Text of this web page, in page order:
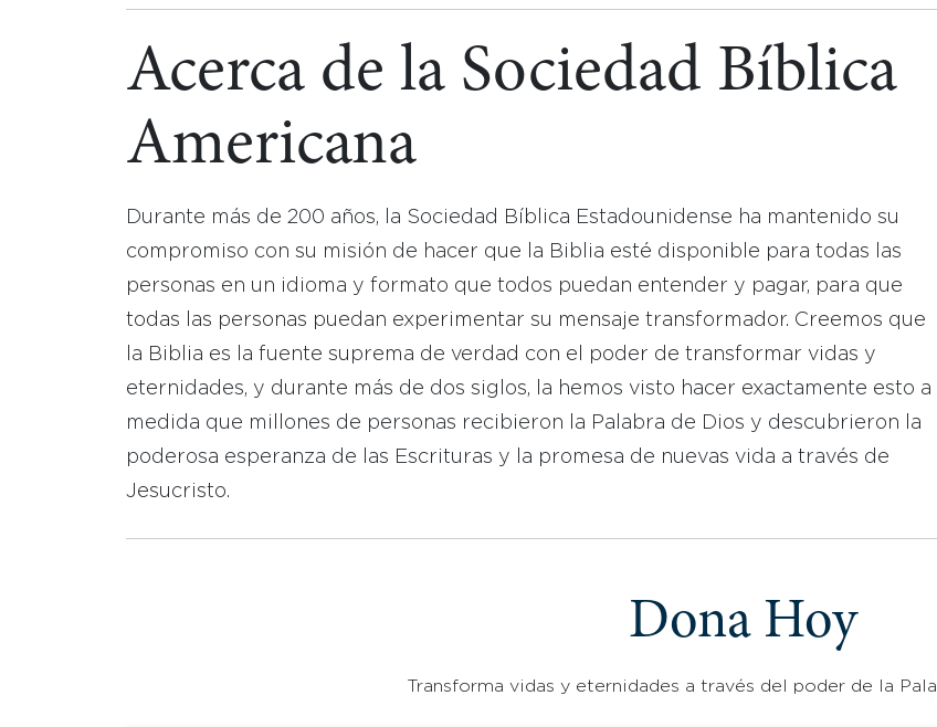
Acerca de la Sociedad Bíblica
Americana
Durante más de 200 años, la Sociedad Bíblica Estadounidense ha mantenido su
compromiso con su misión de hacer que la Biblia esté disponible para todas las
personas en un idioma y formato que todos puedan entender y pagar, para que
todas las personas puedan experimentar su mensaje transformador. Creemos que
la Biblia es la fuente suprema de verdad con el poder de transformar vidas y
eternidades, y durante más de dos siglos, la hemos visto hacer exactamente esto a
medida que millones de personas recibieron la Palabra de Dios y descubrieron la
poderosa esperanza de las Escrituras y la promesa de nuevas vida a través de
Jesucristo.
Dona Hoy
Transforma vidas y eternidades a través del poder de la